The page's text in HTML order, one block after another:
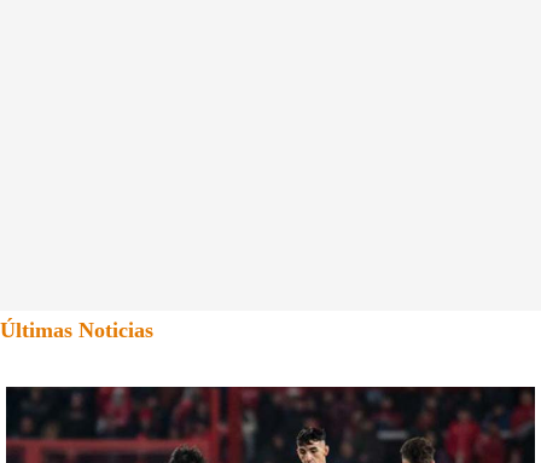
Últimas Noticias